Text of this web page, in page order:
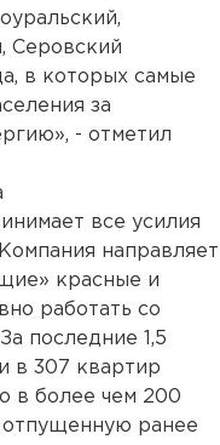
Серовский
в которых самые
за
- отметил
все усилия
направляет
красные и
работать со
последние 1,5
в 307 квартир
в более чем 200
отпущенную ранее